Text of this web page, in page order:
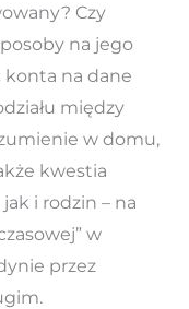
Czy
na jego
konta na dane
między
w domu,
kwestia
i rodzin – na
w
przez